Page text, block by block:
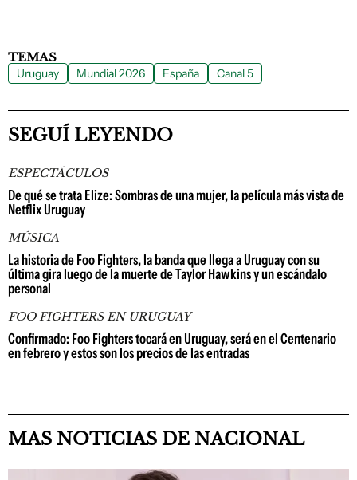
TEMAS
Uruguay Mundial 2026 España Canal 5
SEGUÍ LEYENDO
ESPECTÁCULOS
De qué se trata Elize: Sombras de una mujer, la película más vista de
Netflix Uruguay
MÚSICA
La historia de Foo Fighters, la banda que llega a Uruguay con su
última gira luego de la muerte de Taylor Hawkins y un escándalo
personal
FOO FIGHTERS EN URUGUAY
Confirmado: Foo Fighters tocará en Uruguay, será en el Centenario
en febrero y estos son los precios de las entradas
MAS NOTICIAS DE NACIONAL